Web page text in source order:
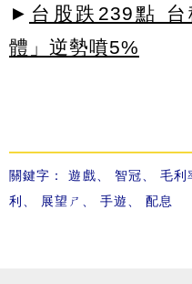
► 台股跌239點
體」逆勢噴5%
關鍵字：遊戲 智冠 、毛利
利
展望ㄕ 手遊 配息